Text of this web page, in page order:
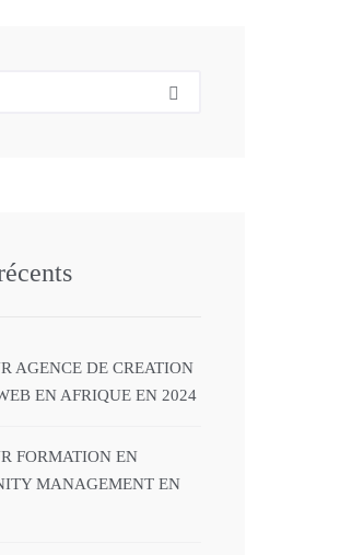
AGENCE DE CREATION
EN AFRIQUE EN 2024
FORMATION EN
MANAGEMENT EN